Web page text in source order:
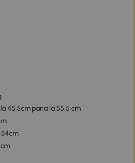
45,5cm pana la 55,5 cm
54cm